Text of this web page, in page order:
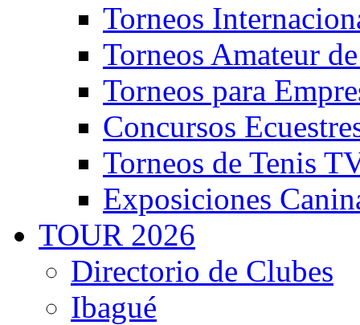
Torneos
Torneos Amateur
Torneos para
Concursos
Torneos de Tenis
Exposiciones
TOUR 2026
Directorio de Clubes
Ibagué